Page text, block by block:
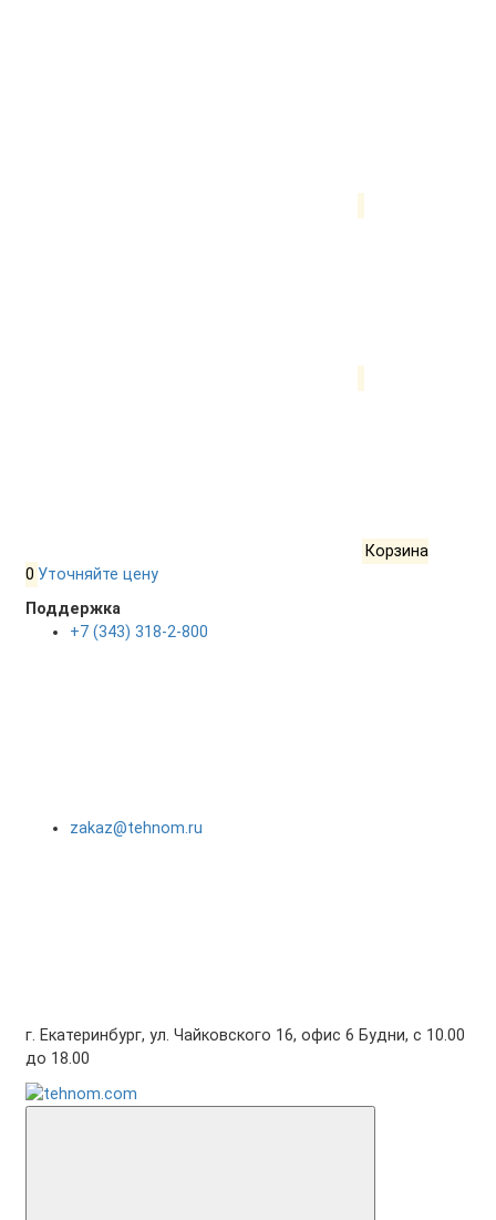
Корзина
0 Уточняйте цену
Поддержка
+7 (343) 318-2-800
zakaz@tehnom.ru
г. Екатеринбург, ул. Чайковского 16, офис 6 Будни, с 10.00
до 18.00